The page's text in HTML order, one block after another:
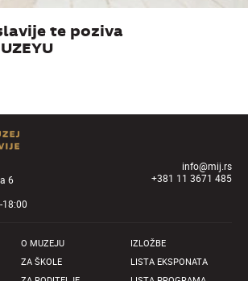
te poziva
6
18:00
info@mij.rs
+381 11 3671 485
O MUZEJU
ZA ŠKOLE
IZLOŽBE
LISTA EKSPONATA